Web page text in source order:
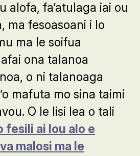
alofa, fa’atulaga iai ou
ma fesoasoani i lo
ma le soifua
ona talanoa
o ni talanoaga
mafuta mo sina taimi
O le lisi lea o tali
fesili ai lou alo e
malosi ma le